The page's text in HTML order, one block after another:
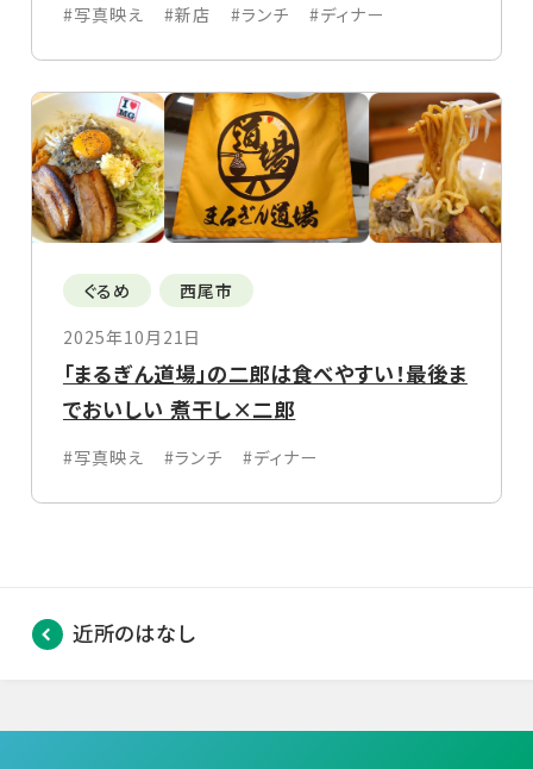
#写真映え
#新店 #ランチ #ディナー
ぐるめ
西尾市
2025年10月21日
「まるぎん道場」の二郎は食べやすい！最後ま
でおいしい 煮干し×二郎
#写真映え #ランチ #ディナー
近所のはなし